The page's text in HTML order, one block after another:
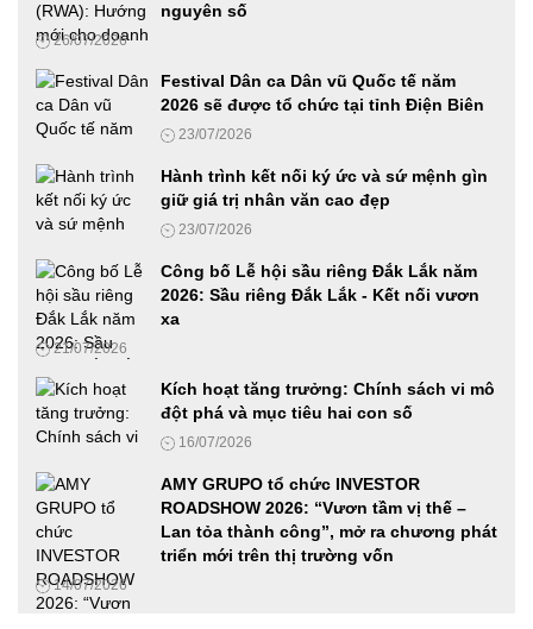
Từ “Con đường tương lai” đến mô hình kinh tế mới trong thời
đại AI
23/06/2026
Diễn đàn Phát triển Nhiên liệu sinh học 2026: Từ chủ trương
của Đảng đến hành động Quốc gia
18/06/2026
VIMEXPO 2026 và Vietnam AutoExpo 2026: Cầu nối hiệu
quả cho các doanh nghiệp trong ngành Ô tô, xe máy và
Công nghiệp hỗ trợ
12/06/2026
Ứng dụng công nghệ số, AI và mã hóa tài sản thực trong
phát triển doanh nghiệp Việt Nam
27/05/2026
Phát động cuộc thi Samsung solve for tomorrow 2026 tại khu
vực phía Nam, hoàn thành chuỗi roadshow ba miền
19/05/2026
nguyên số
26/07/2026
Festival Dân ca Dân vũ Quốc tế năm
2026 sẽ được tổ chức tại tỉnh Điện Biên
23/07/2026
Hành trình kết nối ký ức và sứ mệnh gìn
giữ giá trị nhân văn cao đẹp
23/07/2026
Công bố Lễ hội sầu riêng Đắk Lắk năm
2026: Sầu riêng Đắk Lắk - Kết nối vươn
xa
21/07/2026
Kích hoạt tăng trưởng: Chính sách vi mô
đột phá và mục tiêu hai con số
16/07/2026
AMY GRUPO tổ chức INVESTOR
ROADSHOW 2026: “Vươn tầm vị thế –
Lan tỏa thành công”, mở ra chương phát
triển mới trên thị trường vốn
14/07/2026